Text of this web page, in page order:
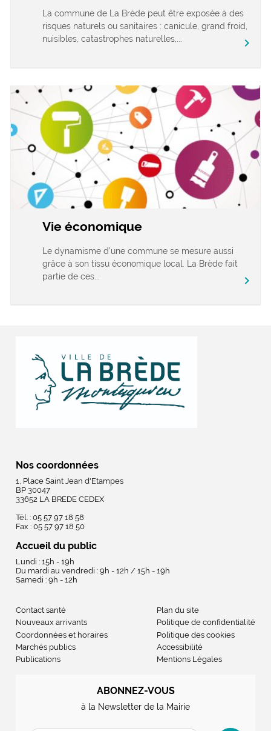
La commune de La Brède peut être exposée à des
risques naturels ou sanitaires : canicule, grand froid,
nuisibles, catastrophes naturelles,...
chevron_right
Vie économique
Le dynamisme d’une commune se mesure aussi
grâce à son tissu économique local. La Brède fait
partie de ces...
chevron_right
Nos coordonnées
1, Place Saint Jean d'Etampes
BP 30047
33652 LA BREDE CEDEX
Tél. : 05 57 97 18 58
Fax : 05 57 97 18 50
Accueil du public
Lundi : 15h - 19h
Du mardi au vendredi : 9h - 12h / 15h - 19h
Samedi : 9h - 12h
Contact santé
Nouveaux arrivants
Coordonnées et horaires
Marchés publics
Publications
Plan du site
Politique de confidentialité
Politique des cookies
Accessibilité
Mentions Légales
ABONNEZ-VOUS
à la Newsletter de la Mairie